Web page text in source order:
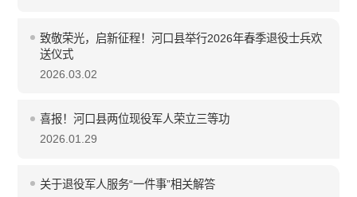
致敬荣光，启新征程！河口县举行2026年春季退役士兵欢
送仪式
2026.03.02
喜报！河口县两位现役军人荣立三等功
2026.01.29
关于退役军人服务“一件事”相关解答